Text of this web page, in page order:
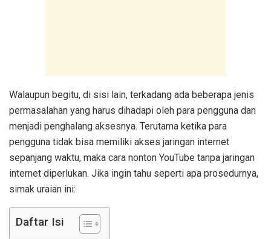
Walaupun begitu, di sisi lain, terkadang ada beberapa jenis
permasalahan yang harus dihadapi oleh para pengguna dan
menjadi penghalang aksesnya. Terutama ketika para
pengguna tidak bisa memiliki akses jaringan internet
sepanjang waktu, maka cara nonton YouTube tanpa jaringan
internet diperlukan. Jika ingin tahu seperti apa prosedurnya,
simak uraian ini:
Daftar Isi